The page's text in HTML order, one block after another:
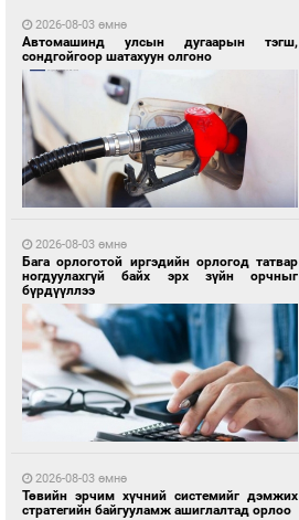
1 цагийн өмнө өмнө
Бороо орохгүй, өдөртөө 28-30 хэм дулаан
байна
15 цагийн өмнө өмнө
Бүх төрлийн шатахууны импортыг шуурхай
тээвэрлэхэд гурван яам хамтран ажиллана
2026-08-03 өмнө
Автомашинд улсын дугаарын тэгш,
сондгойгоор шатахуун олгоно
2026-08-03 өмнө
Бага орлоготой иргэдийн орлогод татвар
ногдуулахгүй байх эрх зүйн орчныг
бүрдүүллээ
2026-08-03 өмнө
Төвийн эрчим хүчний системийг дэмжих
стратегийн байгууламж ашиглалтад орлоо